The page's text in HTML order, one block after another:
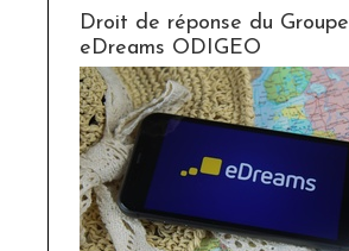
Droit de réponse du Groupe
eDreams ODIGEO